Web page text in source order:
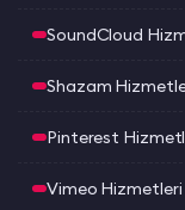
SoundCloud
Shazam
Pinterest
Vimeo Hizmetleri